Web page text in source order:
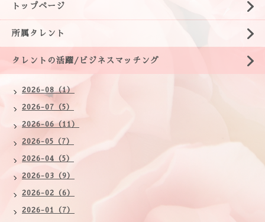
トップページ
所属タレント
タレントの活躍/ビジネスマッチング
2026-08（1）
2026-07（5）
2026-06（11）
2026-05（7）
2026-04（5）
2026-03（9）
2026-02（6）
2026-01（7）